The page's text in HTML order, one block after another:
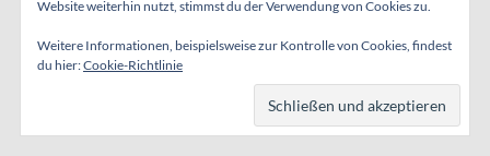
Website weiterhin nutzt, stimmst du der Verwendung von Cookies zu.
Weitere Informationen, beispielsweise zur Kontrolle von Cookies, findest
du hier:Cookie-Richtlinie